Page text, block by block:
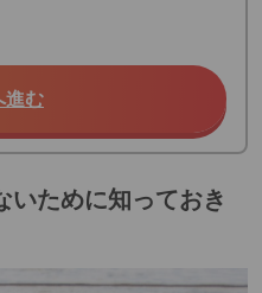
進む
いために知っておき